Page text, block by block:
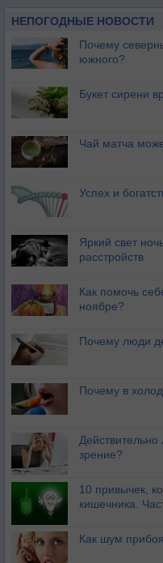
НЕПОГОДНЫЕ НОВОСТИ
Почему
южного?
Букет сирени
Чай матча
Успех и
Яркий свет
расстройств
Как помочь
ноябре?
Почему люди
Почему в
зрение?
10 привычек,
кишечника.
Как шум